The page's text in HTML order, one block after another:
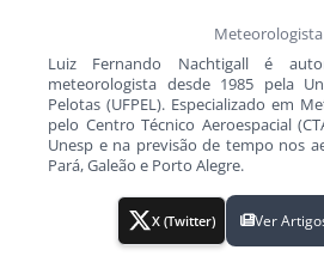
Meteorologista
Luiz Fernando Nachtigall é
meteorologista desde 1985 pela
Pelotas (UFPEL). Especializado em
pelo Centro Técnico Aeroespacial
Unesp e na previsão de tempo nos
Pará, Galeão e Porto Alegre.
X (Twitter) Ver